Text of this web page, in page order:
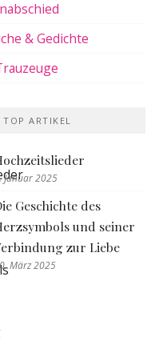
& Gedichte
TOP ARTIKEL
Januar 2025
Geschichte des
und seiner
zur Liebe
März 2025